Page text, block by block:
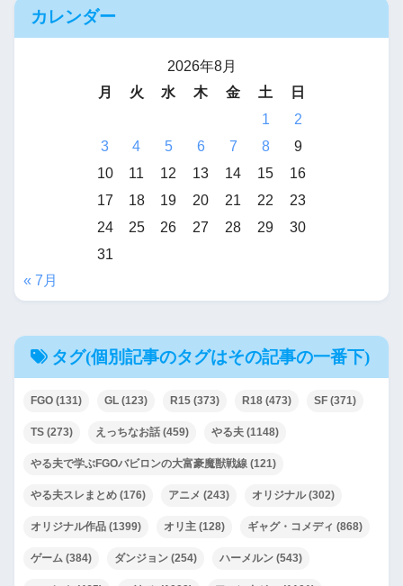
カレンダー
2026年8月
月
火 水 木 金 土
日
1
2
3
4 5 6 7 8
9
10
11 12 13 14 15
16
17
18 19 20 21 22
23
24
25 26 27 28 29
30
31
« 7月
タグ(個別記事のタグはその記事の一番下)
FGO (131) GL (123) R15 (373) R18 (473) SF (371)
TS (273) えっちなお話 (459) やる夫 (1148)
やる夫で学ぶFGOバビロンの大富豪魔獣戦線 (121)
やる夫スレまとめ (176) アニメ (243) オリジナル(302)
オリジナル作品 (1399) オリ主 (128) ギャグ・コメディ (868)
ゲーム (384) ダンジョン (254) ハーメルン (543)